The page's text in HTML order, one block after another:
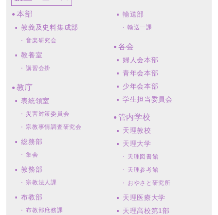
本部
教義及史料集成部
音楽研究会
教養室
講習会掛
教庁
表統領室
災害対策委員会
宗教事情調査研究会
総務部
集会
教務部
宗教法人課
布教部
布教部庶務課
輸送部
輸送一課
各会
婦人会本部
青年会本部
少年会本部
学生担当委員会
管内学校
天理教校
天理大学
天理図書館
天理参考館
おやさと研究所
天理医療大学
天理高校第1部